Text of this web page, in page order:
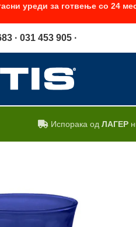
· 031 453 905 ·
Испорака од ЛАГЕР
уреди за готвење со 24